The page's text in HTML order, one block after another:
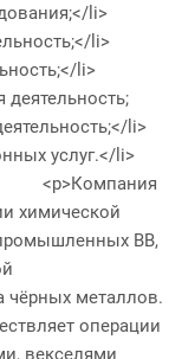
li>
li>
li>
li>
услуг.</li>
химической
ВВ,
чёрных металлов.
операции
векселями